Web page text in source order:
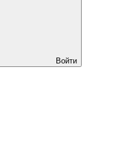
Войти